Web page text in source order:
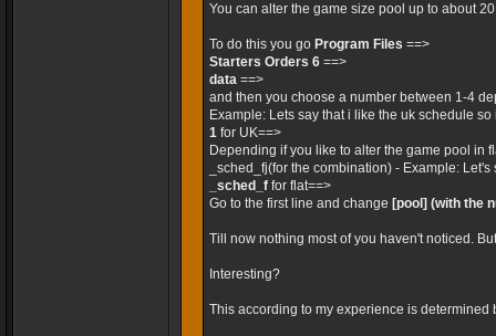
You can alter the game size pool up to about
To do this you go Program Files ==>
Starters Orders 6 ==>
data ==>
and then you choose a number between 1-4
Example: Lets say that i like the uk schedule so
1 for UK==>
Depending if you like to alter the game pool in
_sched_fj(for the combination) - Example:
_sched_f for flat==>
Go to the first line and change [pool] (with the
Till now nothing most of you haven't noticed.
Interesting?
This according to my experience is